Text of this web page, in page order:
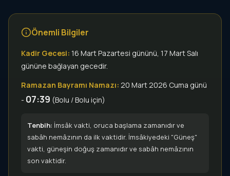
Önemli Bilgiler
Kadir Gecesi: 16 Mart Pazartesi gününü, 17 Mart Salı
gününe bağlayan gecedir.
Ramazan Bayramı Namazı: 20 Mart 2026 Cuma günü
- 07:39 (Bolu / Bolu için)
Tenbih: İmsâk vakti, oruca başlama zamanıdır ve
sabâh nemâzının da ilk vaktidir. İmsâkiyedeki "Güneş"
vakti, güneşin doğuş zamanıdır ve sabâh nemâzının
son vaktidir.